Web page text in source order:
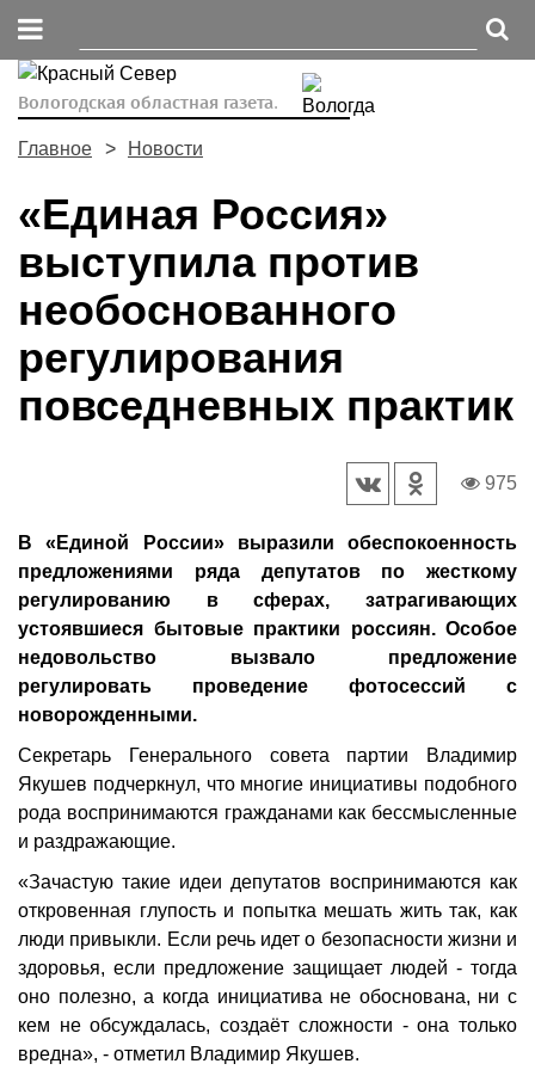
Вологодская областная газета.
Главное Новости
«Единая Россия»
выступила против
необоснованного
регулирования
повседневных практик
975
В «Единой России» выразили обеспокоенность
предложениями ряда депутатов по жесткому
регулированию в сферах, затрагивающих
устоявшиеся бытовые практики россиян. Особое
недовольство вызвало предложение
регулировать проведение фотосессий с
новорожденными.
Секретарь Генерального совета партии Владимир
Якушев подчеркнул, что многие инициативы подобного
рода воспринимаются гражданами как бессмысленные
и раздражающие.
«Зачастую такие идеи депутатов воспринимаются как
откровенная глупость и попытка мешать жить так, как
люди привыкли. Если речь идет о безопасности жизни и
здоровья, если предложение защищает людей - тогда
оно полезно, а когда инициатива не обоснована, ни с
кем не обсуждалась, создаёт сложности - она только
вредна», - отметил Владимир Якушев.